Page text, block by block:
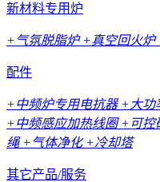
新材料专用炉
+气氛脱脂炉+真空回火炉
配件
+中频炉专用电抗器 +大功
+中频感应加热线圈+可控
绳 +气体净化+冷却塔
其它产品/服务